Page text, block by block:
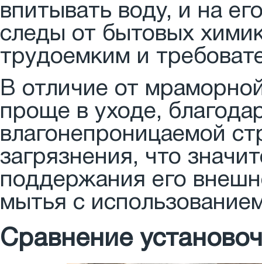
впитывать воду, и на
следы от бытовых
трудоемким и
В отличие от
проще в уходе,
влагонепроницаемой
загрязнения, что
поддержания его
мытья с
Сравнение